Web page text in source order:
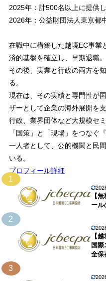
2025年：計500名以上に提供
2026年：公益財団法人東京都
在職中に構築した越境EC事業
済的基盤を確立し、早期退職。
その後、実業と行政の両方を
る。
現在は、その実績と専門性が
ザーとして企業の海外展開を支
行政、業界団体など大規模セ
「国策」と「現場」をつなぐ
一人者として、公的機関と民
いる。
プロフィール詳細
1
【
ール
2
【
国
全保
3